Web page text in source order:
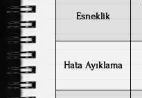
Esneklik
Hata Ayıklama